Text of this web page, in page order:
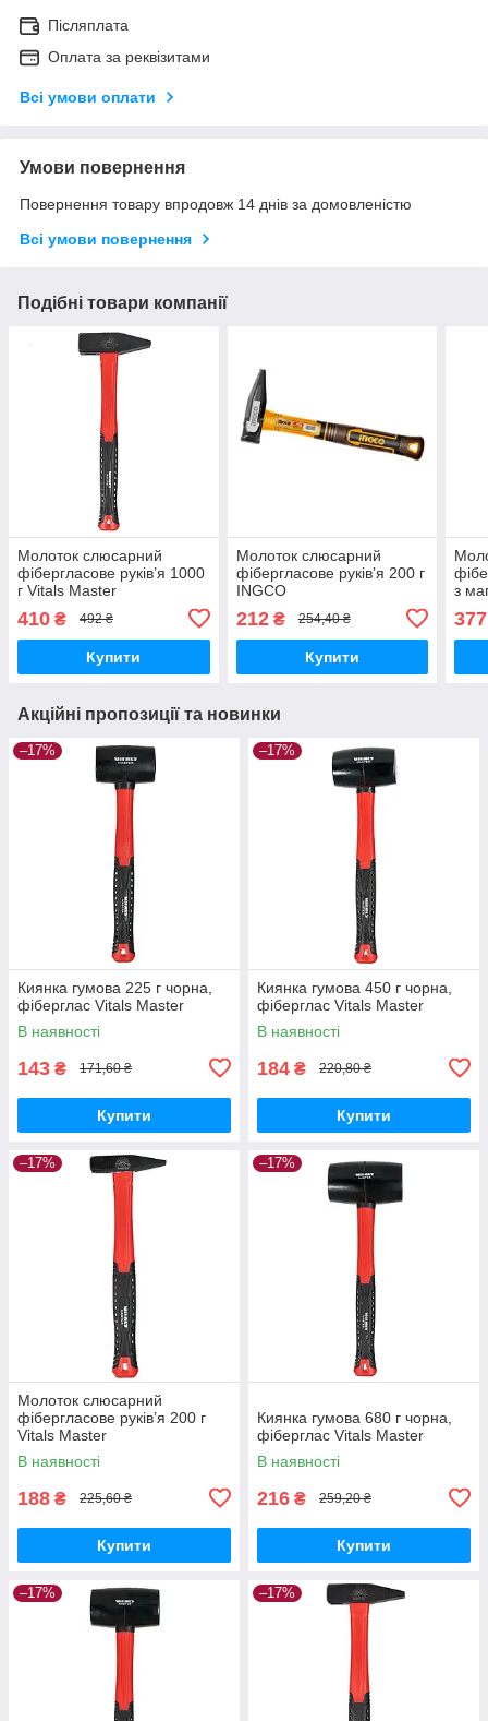
Післяплата
Оплата за реквізитами
Всі умови оплати
Умови повернення
Повернення товару впродовж 14 днів за домовленістю
Всі умови повернення
Подібні товари компанії
Молоток слюсарний
фібергласове руків’я 1000
г Vitals Master
410 ₴ 492 ₴
Купити
Молоток слюсарний
фібергласове руківʼя 200 г
INGCO
212₴ 254,40 ₴
Купити
з
377
Акційні пропозиції та новинки
–17%
Киянка гумова 225 г чорна,
фіберглас Vitals Master
В наявності
143 ₴ 171,60 ₴
Купити
–17%
Киянка гумова 450 г чорна,
фіберглас Vitals Master
В наявності
184 ₴ 220,80 ₴
Купити
–17%
Молоток слюсарний
фібергласове руків’я 200 г
Vitals Master
В наявності
188 ₴ 225,60 ₴
Купити
–17%
Киянка гумова 680 г чорна,
фіберглас Vitals Master
В наявності
216 ₴ 259,20 ₴
Купити
–17% –17%